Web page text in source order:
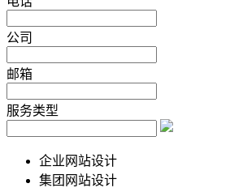
公司
邮箱
服务类型
企业网站设计
集团网站设计